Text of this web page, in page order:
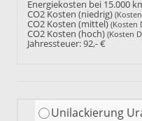
Energiekosten bei 15.000
CO2 Kosten (niedrig)
CO2 Kosten (mittel) (Kosten
CO2 Kosten (hoch) (Kosten
Jahressteuer:92,- €
Unilackierung